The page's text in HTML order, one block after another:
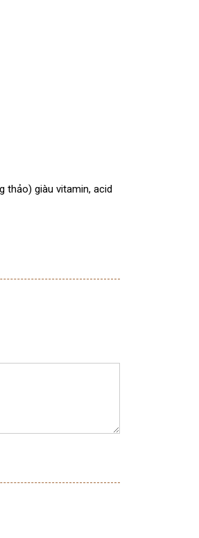
thảo) giàu vitamin, acid